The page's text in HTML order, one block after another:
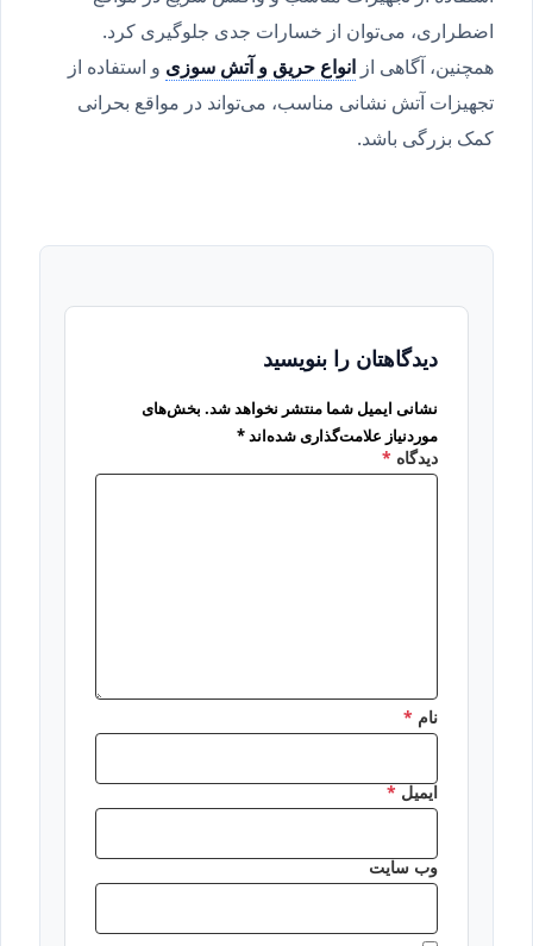
اضطراری، می‌توان از خسارات جدی جلوگیری کرد.
همچنین، آگاهی از انواع حریق و آتش سوزیو استفاده از
تجهیزات آتش نشانی مناسب، می‌تواند در مواقع بحرانی
کمک بزرگی باشد.
دیدگاهتان را بنویسید
نشانی ایمیل شما منتشر نخواهد شد. بخش‌های
موردنیاز علامت‌گذاری شده‌اند*
دیدگاه *
نام *
ایمیل *
وب‌ سایت